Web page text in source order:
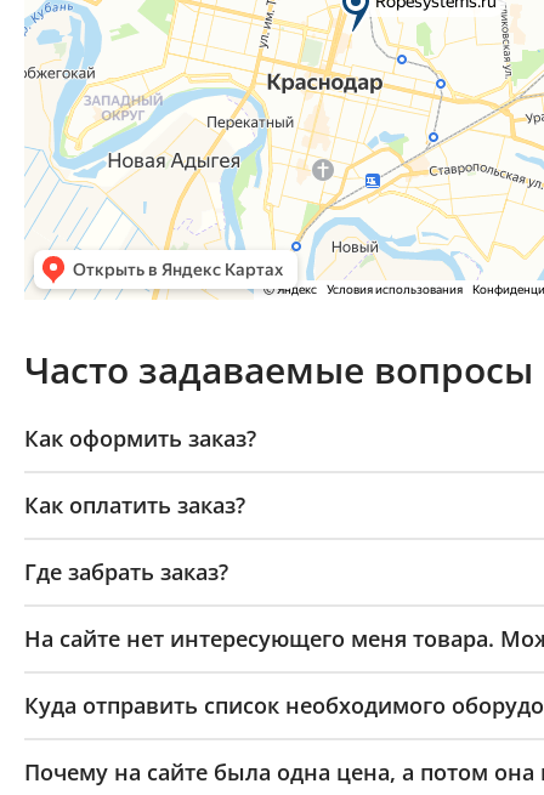
Часто задаваемые вопросы
Как оформить заказ?
Как оплатить заказ?
Где забрать заказ?
На сайте нет интересующего меня товара.
Куда отправить список необходимого
Почему на сайте была одна цена, а потом она